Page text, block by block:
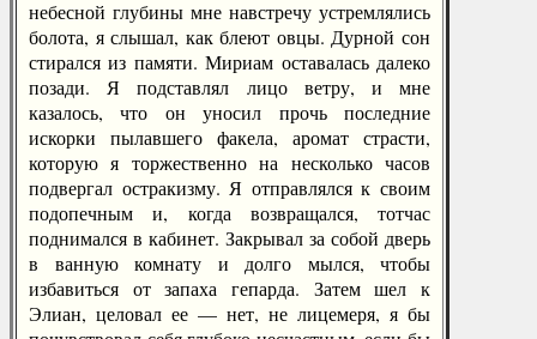
небесной глубины мне навстречу устремлялись
болота, я слышал, как блеют овцы. Дурной сон
стирался из памяти. Мириам оставалась далеко
позади. Я подставлял лицо ветру, и мне
казалось, что он уносил прочь последние
искорки пылавшего факела, аромат страсти,
которую я торжественно на несколько часов
подвергал остракизму. Я отправлялся к своим
подопечным и, когда возвращался, тотчас
поднимался в кабинет. Закрывал за собой дверь
в ванную комнату и долго мылся, чтобы
избавиться от запаха гепарда. Затем шел к
Элиан, целовал ее — нет, не лицемеря, я бы